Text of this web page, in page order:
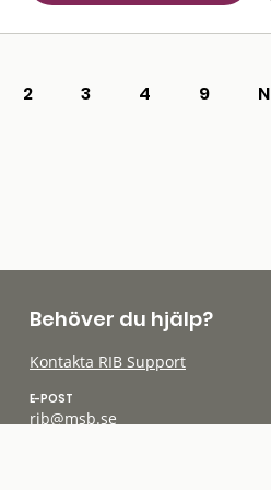
2 3 4 9
Behöver du hjälp?
Kontakta RIB Support
E-POST
rib@msb.se